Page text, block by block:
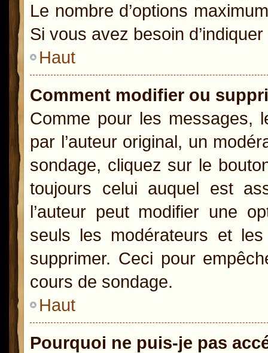
Le nombre d’options
Si vous avez besoin
Haut
Comment modifier ou
Comme pour les messages,
par l’auteur original, un
sondage, cliquez sur le
toujours celui auquel est
l’auteur peut modifier une
seuls les modérateurs et
supprimer. Ceci pour
cours de sondage.
Haut
Pourquoi ne puis-je pas